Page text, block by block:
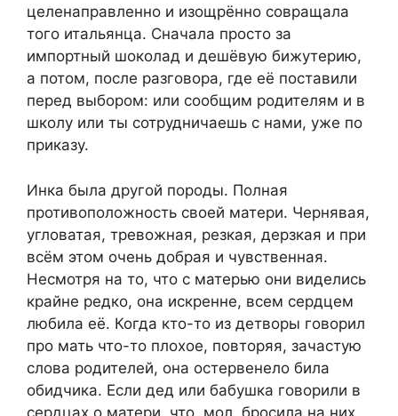
целенаправленно и изощрённо совращала
того итальянца. Сначала просто за
импортный шоколад и дешёвую бижутерию,
а потом, после разговора, где её поставили
перед выбором: или сообщим родителям и в
школу или ты сотрудничаешь с нами, уже по
приказу.
Инка была другой породы. Полная
противоположность своей матери. Чернявая,
угловатая, тревожная, резкая, дерзкая и при
всём этом очень добрая и чувственная.
Несмотря на то, что с матерью они виделись
крайне редко, она искренне, всем сердцем
любила её. Когда кто-то из детворы говорил
про мать что-то плохое, повторяя, зачастую
слова родителей, она остервенело била
обидчика. Если дед или бабушка говорили в
сердцах о матери, что, мол, бросила на них